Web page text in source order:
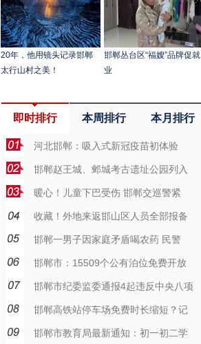
20年，他用镜头记录邯郸
太行山村之美！
邯郸丛台区“福嫂”品牌促就
业
即时排行 本周排行 本月排行
河北邯郸：吸入式新冠疫苗初体验
邯郸赵王城、邺城考古遗址公园列入
暖心！儿童下巴受伤 邯郸交巡警紧
收藏！外地来返邯山区人员全部报备
邯郸一男子因家庭矛盾喝农药 民警
邯郸市：15509个公有泊位免费开放
邯郸市纪委监委通报4起违反中央八项
邯郸高铁站停车场免费时长缩短？记
邯郸市教育局最新通知：初一初二学